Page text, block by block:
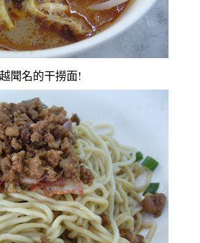
聞名的干撈面!